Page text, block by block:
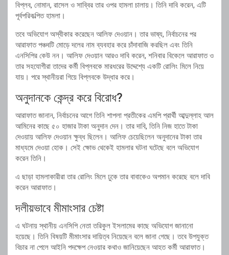
বিপ্লব, নোমান, রাসেল ও সাব্বির তার ওপর হামলা চালায়। তিনি দাবি করেন, এটি
পূর্বপরিকল্পিত হামলা।
তবে অভিযোগ অস্বীকার করেছেন আলিফ দেওয়ান। তার ভাষ্য, নির্বাচনের পর
আরাফাত পঞ্চবটি মোড়ে দলের নাম ব্যবহার করে চাঁদাবাজি করছিল এবং তিনি
এনসিপির কেউ নন। আলিফ দেওয়ান আরও দাবি করেন, শনিবার বিকেলে আরাফাত ও
তার সহযোগীরা তাদের কর্মী বিপ্লবকে মারধরের উদ্দেশ্যে একটি রোলিং মিলে নিয়ে
যায়। পরে স্থানীয়রা গিয়ে বিপ্লবকে উদ্ধার করে।
অনুদানকে কেন্দ্র করে বিরোধ?
আরাফাত জানান, নির্বাচনের আগে তিনি শাপলা প্রতীকের এমপি প্রার্থী আব্দুল্লাহ আল
আমিনের কাছে ৫০ হাজার টাকা অনুদান দেন। তার দাবি, তিনি নিজ হাতে টাকা
দেওয়ায় আলিফ দেওয়ান ক্ষুব্ধ ছিলেন। আলিফ চেয়েছিলেন অনুদানের টাকা তার
মাধ্যমে দেওয়া হোক। সেই ক্ষোভ থেকেই হামলার ঘটনা ঘটেছে বলে অভিযোগ
করেন তিনি।
এ ছাড়া হামলাকারীরা তার রোলিং মিলে ঢুকে তার বাবাকেও অপমান করেছে বলে দাবি
করেন আরাফাত।
দলীয়ভাবে মীমাংসার চেষ্টা
এ ঘটনায় স্থানীয় এনসিপি নেতা তরিকুল ইসলামের কাছে অভিযোগ জানানো
হয়েছে। তিনি বিষয়টি মীমাংসার দায়িত্ব নিয়েছেন বলে জানা গেছে। তবে উপযুক্ত
বিচার না পেলে আইনি পদক্ষেপ নেওয়ার কথাও জানিয়েছেন আহত কর্মী আরাফাত।